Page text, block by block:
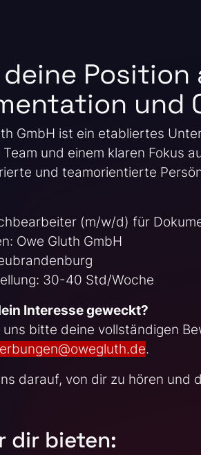
deine
und
GmbH ist ein etabliertes
und einem klaren Fokus
und teamorientierte
(m/w/d) für
Owe Gluth GmbH
30-40 Std/Woche
Interesse geweckt?
uns bitte deine vollständigen
.
darauf, von dir zu hören und
dir bieten: